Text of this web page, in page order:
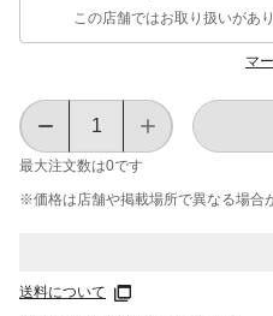
この店舗ではお取り扱いがあ
マ
最大注文数は0です
※価格は​店舗や​掲載場所で​異なる​場合
送料について